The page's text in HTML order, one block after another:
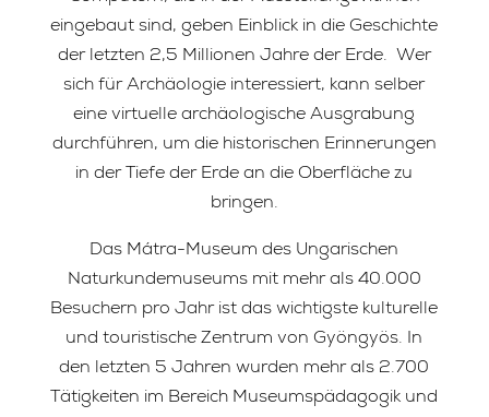
eingebaut sind, geben Einblick in die Geschichte
der letzten 2,5 Millionen Jahre der Erde. Wer
sich für Archäologie interessiert, kann selber
eine virtuelle archäologische Ausgrabung
durchführen, um die historischen Erinnerungen
in der Tiefe der Erde an die Oberfläche zu
bringen.
Das Mátra-Museum des Ungarischen
Naturkundemuseums mit mehr als 40.000
Besuchern pro Jahr ist das wichtigste kulturelle
und touristische Zentrum von Gyöngyös. In
den letzten 5 Jahren wurden mehr als 2.700
Tätigkeiten im Bereich Museumspädagogik und